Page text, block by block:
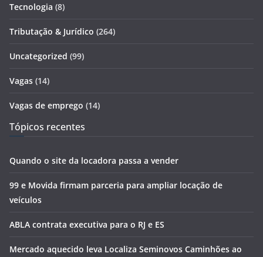
Tecnologia (8)
Tributação & Jurídico (264)
Uncategorized (99)
Vagas (14)
Vagas de emprego (14)
Tópicos recentes
Quando o site da locadora passa a vender
99 e Movida firmam parceria para ampliar locação de
veículos
ABLA contrata executiva para o RJ e ES
Mercado aquecido leva Localiza Seminovos Caminhões ao